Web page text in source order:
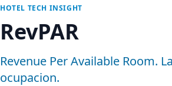
HOTEL TECH INSIGHT
RevPAR
Revenue Per Available Room.
ocupacion.